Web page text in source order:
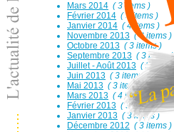
Mars 2014 ( 3 items )
Février 2014 ( 3 items )
Janvier 2014 ( 4 items )
Novembre 2013 ( 3 items )
Octobre 2013 ( 3 items )
Septembre 2013 ( 3 items )
Juillet - Août 2013 ( 3 items )
Juin 2013 ( 3 items )
Mai 2013 ( 3 items )
Mars 2013 ( 4 items )
Février 2013 ( 3 items )
Janvier 2013 ( 3 items )
Décembre 2012 ( 3 items )